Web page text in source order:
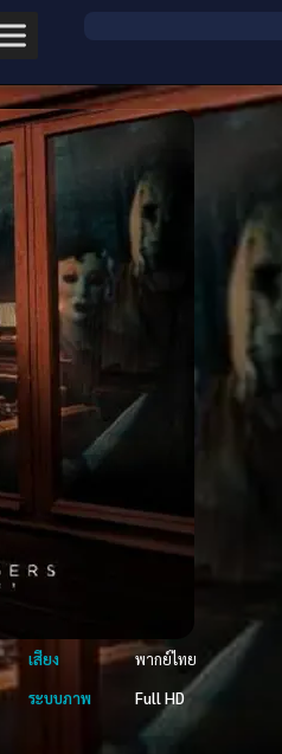
เสียง
พากย์ไทย
ระบบภาพ
Full HD